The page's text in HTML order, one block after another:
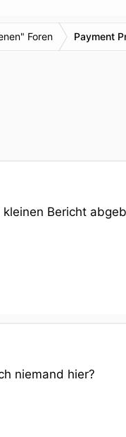
Foren Payment
kleinen Bericht
niemand hier?